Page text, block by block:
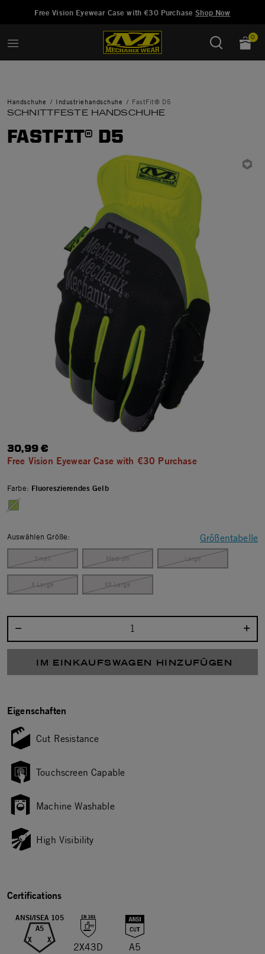
Free Vision Eyewear Case with €30 PurchaseShop Now
0
Handschuhe Industriehandschuhe FastFit® D5
SCHNITTFESTE HANDSCHUHE
FASTFIT® D5
30,99 €
Free Vision Eyewear Case with €30 Purchase
Farbe: Fluoreszierendes Gelb
Größentabelle
Auswählen Größe:
Small Medium Large
X Large XX Large
IM EINKAUFSWAGEN HINZUFÜGEN
Eigenschaften
Cut Resistance
Touchscreen Capable
Machine Washable
High Visibility
Certifications
ANSI/ISEA 105
A5
X X
2X43D A5
Hinzugefügt zu Wunschliste verwalten